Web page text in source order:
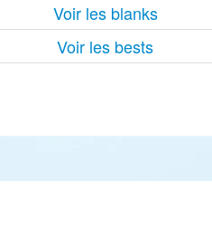
Voir les blanks
Voir les bests